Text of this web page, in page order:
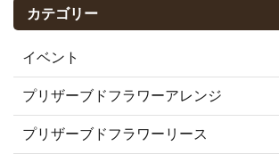
カテゴリー
イベント
プリザーブドフラワーアレンジ
プリザーブドフラワーリース